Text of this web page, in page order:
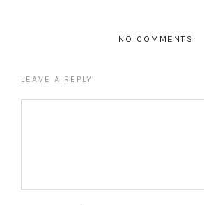
NO COMMENTS
LEAVE A REPLY